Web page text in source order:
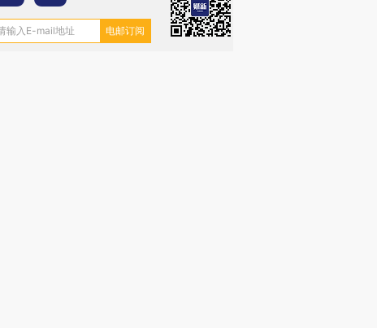
”还是“人道危
进第四届链博